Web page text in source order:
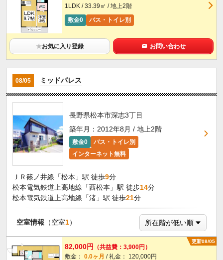
1LDK / 33.39㎡ / 地上2階
敷金0
バス・トイレ別
★お気に入り登録 お問い合わせ
08/05 ミッドパレス
長野県松本市深志3丁目
築年月：2012年8月 / 地上2階
敷金0
バス・トイレ別
インターネット無料
ＪＲ篠ノ井線「松本」駅 徒歩9分
松本電気鉄道上高地線「西松本」駅 徒歩14分
松本電気鉄道上高地線「渚」駅 徒歩21分
空室情報 （空室1）
更新08/05
82,000円
（共益費：3,900円）
敷金： 0.0ヶ月 / 礼金： 120,000円